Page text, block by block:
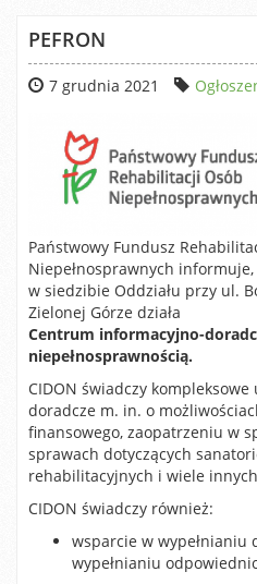
PEFRON
7 grudnia 2021
Państwowy Fundusz
Niepełnosprawnych
w siedzibie Oddziału przy ul.
Zielonej Górze działa
Centrum informacyjno-
niepełnosprawnością.
CIDON świadczy
doradcze m. in. o
finansowego, zaopatrzeniu w
sprawach dotyczących
rehabilitacyjnych i wiele
CIDON świadczy również:
wsparcie w wypełnianiu
wypełnianiu